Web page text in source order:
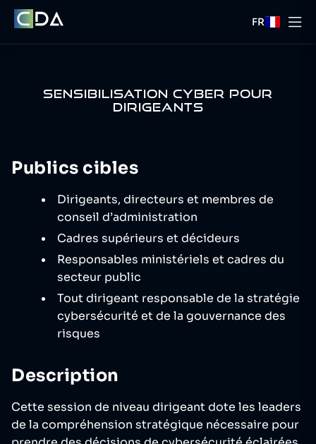
FR
SENSIBILISATION CYBER POUR
DIRIGEANTS
Publics cibles
Dirigeants, directeurs et membres de
conseil d’administration
Cadres supérieurs et décideurs
Responsables ministériels et cadres du
secteur public
Tout dirigeant responsable de la stratégie
cybersécurité et de la gouvernance des
risques
Description
Cette session de niveau dirigeant dote les leaders
de la compréhension stratégique nécessaire pour